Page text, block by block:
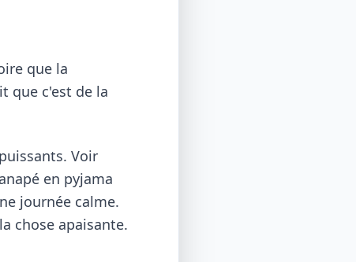
que la
que c'est de la
Voir
en pyjama
journée calme.
chose apaisante.